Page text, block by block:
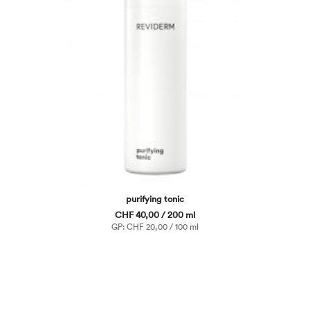
purifying tonic
CHF 40,00 / 200 ml
GP: CHF 20,00 / 100 ml